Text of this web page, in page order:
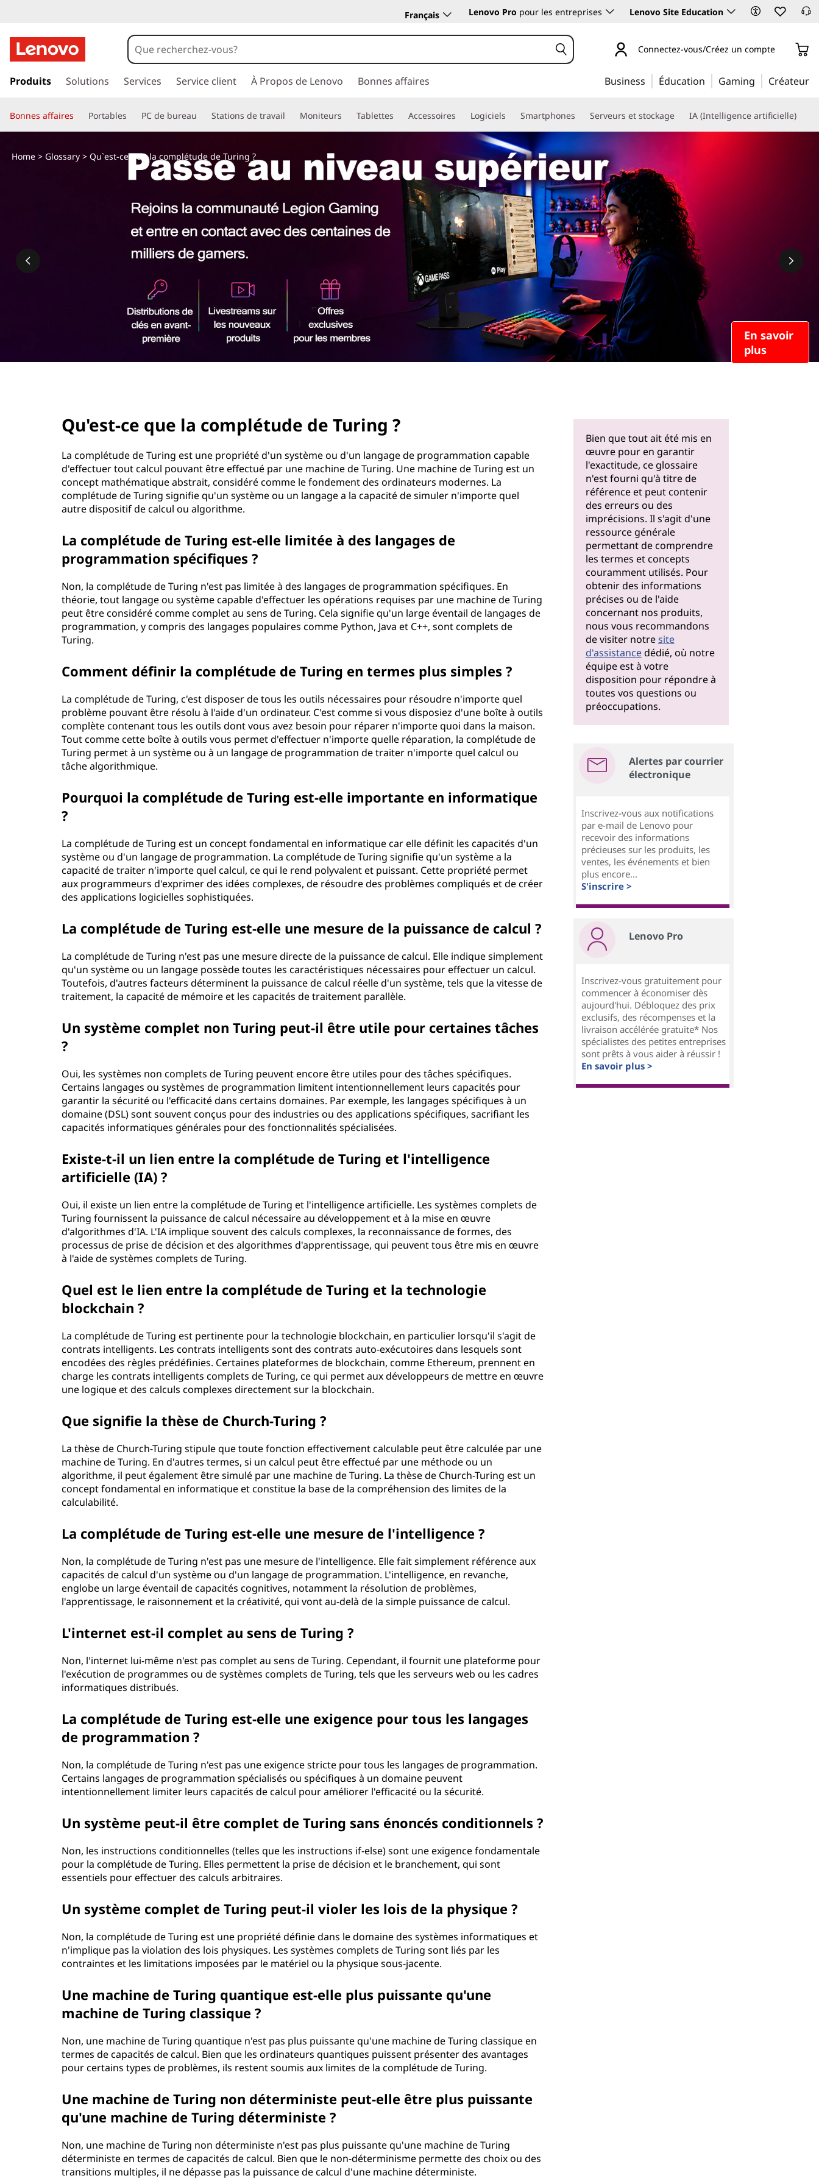
u
e
Français Lenovo Pro pour les entreprises Lenovo Site Education
a
e
r
u
a
Connectez-vous/Créez un compte
Produits Solutions Services Service client À Propos de Lenovo Bonnes affaires Business Éducation Gaming Créateur
Bonnes affaires Portables PC de bureau Stations de travail Moniteurs Tablettes Accessoires Logiciels Smartphones Serveurs et stockage IA (Intelligence artificielle)
En savoir
plus
Home> Glossary> Qu`est-ce que la complétude de Turing ?
Qu'est-ce que la complétude de Turing ?
La complétude de Turing est une propriété d'un système ou d'un langage de programmation capable
d'effectuer tout calcul pouvant être effectué par une machine de Turing. Une machine de Turing est un
concept mathématique abstrait, considéré comme le fondement des ordinateurs modernes. La
complétude de Turing signifie qu'un système ou un langage a la capacité de simuler n'importe quel
autre dispositif de calcul ou algorithme.
La complétude de Turing est-elle limitée à des langages de
programmation spécifiques ?
Non, la complétude de Turing n'est pas limitée à des langages de programmation spécifiques. En
théorie, tout langage ou système capable d'effectuer les opérations requises par une machine de Turing
peut être considéré comme complet au sens de Turing. Cela signifie qu'un large éventail de langages de
programmation, y compris des langages populaires comme Python, Java et C++, sont complets de
Turing.
Comment définir la complétude de Turing en termes plus simples ?
La complétude de Turing, c'est disposer de tous les outils nécessaires pour résoudre n'importe quel
problème pouvant être résolu à l'aide d'un ordinateur. C'est comme si vous disposiez d'une boîte à outils
complète contenant tous les outils dont vous avez besoin pour réparer n'importe quoi dans la maison.
Tout comme cette boîte à outils vous permet d'effectuer n'importe quelle réparation, la complétude de
Turing permet à un système ou à un langage de programmation de traiter n'importe quel calcul ou
tâche algorithmique.
Pourquoi la complétude de Turing est-elle importante en informatique
?
La complétude de Turing est un concept fondamental en informatique car elle définit les capacités d'un
système ou d'un langage de programmation. La complétude de Turing signifie qu'un système a la
capacité de traiter n'importe quel calcul, ce qui le rend polyvalent et puissant. Cette propriété permet
aux programmeurs d'exprimer des idées complexes, de résoudre des problèmes compliqués et de créer
des applications logicielles sophistiquées.
La complétude de Turing est-elle une mesure de la puissance de calcul ?
La complétude de Turing n'est pas une mesure directe de la puissance de calcul. Elle indique simplement
qu'un système ou un langage possède toutes les caractéristiques nécessaires pour effectuer un calcul.
Toutefois, d'autres facteurs déterminent la puissance de calcul réelle d'un système, tels que la vitesse de
traitement, la capacité de mémoire et les capacités de traitement parallèle.
Un système complet non Turing peut-il être utile pour certaines tâches
?
Oui, les systèmes non complets de Turing peuvent encore être utiles pour des tâches spécifiques.
Certains langages ou systèmes de programmation limitent intentionnellement leurs capacités pour
garantir la sécurité ou l'efficacité dans certains domaines. Par exemple, les langages spécifiques à un
domaine (DSL) sont souvent conçus pour des industries ou des applications spécifiques, sacrifiant les
capacités informatiques générales pour des fonctionnalités spécialisées.
Existe-t-il un lien entre la complétude de Turing et l'intelligence
artificielle (IA) ?
Oui, il existe un lien entre la complétude de Turing et l'intelligence artificielle. Les systèmes complets de
Turing fournissent la puissance de calcul nécessaire au développement et à la mise en œuvre
d'algorithmes d'IA. L'IA implique souvent des calculs complexes, la reconnaissance de formes, des
processus de prise de décision et des algorithmes d'apprentissage, qui peuvent tous être mis en œuvre
à l'aide de systèmes complets de Turing.
Quel est le lien entre la complétude de Turing et la technologie
blockchain ?
La complétude de Turing est pertinente pour la technologie blockchain, en particulier lorsqu'il s'agit de
contrats intelligents. Les contrats intelligents sont des contrats auto-exécutoires dans lesquels sont
encodées des règles prédéfinies. Certaines plateformes de blockchain, comme Ethereum, prennent en
charge les contrats intelligents complets de Turing, ce qui permet aux développeurs de mettre en œuvre
une logique et des calculs complexes directement sur la blockchain.
Que signifie la thèse de Church-Turing ?
La thèse de Church-Turing stipule que toute fonction effectivement calculable peut être calculée par une
machine de Turing. En d'autres termes, si un calcul peut être effectué par une méthode ou un
algorithme, il peut également être simulé par une machine de Turing. La thèse de Church-Turing est un
concept fondamental en informatique et constitue la base de la compréhension des limites de la
calculabilité.
La complétude de Turing est-elle une mesure de l'intelligence ?
Non, la complétude de Turing n'est pas une mesure de l'intelligence. Elle fait simplement référence aux
capacités de calcul d'un système ou d'un langage de programmation. L'intelligence, en revanche,
englobe un large éventail de capacités cognitives, notamment la résolution de problèmes,
l'apprentissage, le raisonnement et la créativité, qui vont au-delà de la simple puissance de calcul.
L'internet est-il complet au sens de Turing ?
Non, l'internet lui-même n'est pas complet au sens de Turing. Cependant, il fournit une plateforme pour
l'exécution de programmes ou de systèmes complets de Turing, tels que les serveurs web ou les cadres
informatiques distribués.
La complétude de Turing est-elle une exigence pour tous les langages
de programmation ?
Non, la complétude de Turing n'est pas une exigence stricte pour tous les langages de programmation.
Certains langages de programmation spécialisés ou spécifiques à un domaine peuvent
intentionnellement limiter leurs capacités de calcul pour améliorer l'efficacité ou la sécurité.
Un système peut-il être complet de Turing sans énoncés conditionnels ?
Non, les instructions conditionnelles (telles que les instructions if-else) sont une exigence fondamentale
pour la complétude de Turing. Elles permettent la prise de décision et le branchement, qui sont
essentiels pour effectuer des calculs arbitraires.
Un système complet de Turing peut-il violer les lois de la physique ?
Non, la complétude de Turing est une propriété définie dans le domaine des systèmes informatiques et
n'implique pas la violation des lois physiques. Les systèmes complets de Turing sont liés par les
contraintes et les limitations imposées par le matériel ou la physique sous-jacente.
Une machine de Turing quantique est-elle plus puissante qu'une
machine de Turing classique ?
Non, une machine de Turing quantique n'est pas plus puissante qu'une machine de Turing classique en
termes de capacités de calcul. Bien que les ordinateurs quantiques puissent présenter des avantages
pour certains types de problèmes, ils restent soumis aux limites de la complétude de Turing.
Une machine de Turing non déterministe peut-elle être plus puissante
qu'une machine de Turing déterministe ?
Non, une machine de Turing non déterministe n'est pas plus puissante qu'une machine de Turing
déterministe en termes de capacités de calcul. Bien que le non-déterminisme permette des choix ou des
transitions multiples, il ne dépasse pas la puissance de calcul d'une machine déterministe.
Bien que tout ait été mis en
œuvre pour en garantir
l'exactitude, ce glossaire
n'est fourni qu'à titre de
référence et peut contenir
des erreurs ou des
imprécisions. Il s'agit d'une
ressource générale
permettant de comprendre
les termes et concepts
couramment utilisés. Pour
obtenir des informations
précises ou de l'aide
concernant nos produits,
nous vous recommandons
de visiter notresite
d'assistancedédié, où notre
équipe est à votre
disposition pour répondre à
toutes vos questions ou
préoccupations.
Alertes par courrier
électronique
Inscrivez-vous aux notifications
par e-mail de Lenovo pour
recevoir des informations
précieuses sur les produits, les
ventes, les événements et bien
plus encore...
S'inscrire >
Lenovo Pro
Inscrivez-vous gratuitement pour
commencer à économiser dès
aujourd'hui. Débloquez des prix
exclusifs, des récompenses et la
livraison accélérée gratuite* Nos
spécialistes des petites entreprises
sont prêts à vous aider à réussir !
En savoir plus >